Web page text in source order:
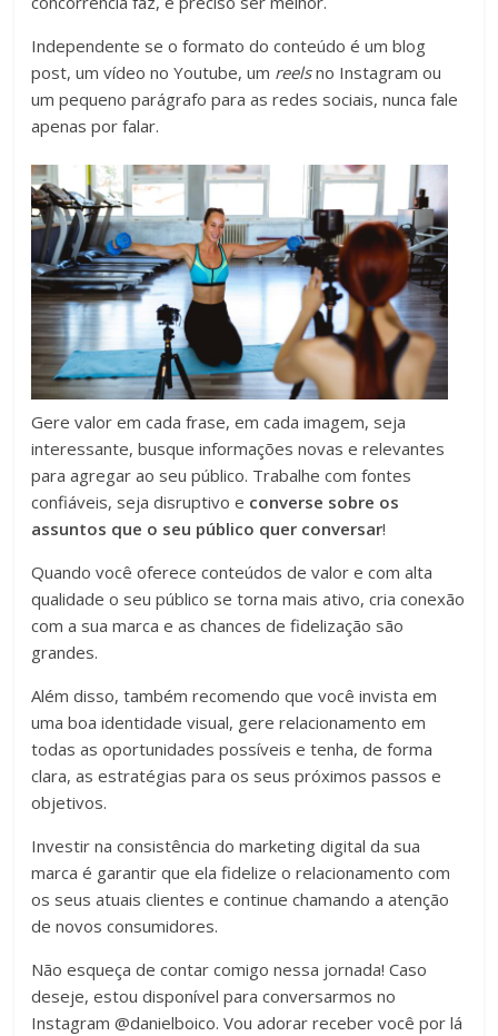
Independente se o formato do conteúdo é um blog
post, um vídeo no Youtube, um reelsno Instagram ou
um pequeno parágrafo para as redes sociais, nunca fale
apenas por falar.
Gere valor em cada frase, em cada imagem, seja
interessante, busque informações novas e relevantes
para agregar ao seu público. Trabalhe com fontes
confiáveis, seja disruptivo e converse sobre os
assuntos que o seu público quer conversar!
Quando você oferece conteúdos de valor e com alta
qualidade o seu público se torna mais ativo, cria conexão
com a sua marca e as chances de fidelização são
grandes.
Além disso, também recomendo que você invista em
uma boa identidade visual, gere relacionamento em
todas as oportunidades possíveis e tenha, de forma
clara, as estratégias para os seus próximos passos e
objetivos.
Investir na consistência do marketing digital da sua
marca é garantir que ela fidelize o relacionamento com
os seus atuais clientes e continue chamando a atenção
de novos consumidores.
Não esqueça de contar comigo nessa jornada! Caso
deseje, estou disponível para conversarmos no
Instagram @danielboico. Vou adorar receber você por lá